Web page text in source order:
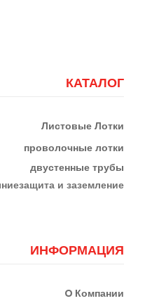
КАТАЛОГ
Листовые Лотки
проволочные лотки
двустенные трубы
и заземление
ИНФОРМАЦИЯ
О Компании